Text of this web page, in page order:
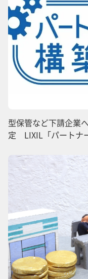
型保管など下請企業
定 LIXIL「パートナ